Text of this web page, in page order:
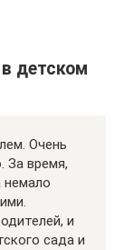
детском
Очень
За время,
немало
и
сада и